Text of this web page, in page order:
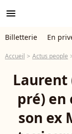
menu
Billetterie En
Accueil Actus people
Laurent
pré) en
son ex